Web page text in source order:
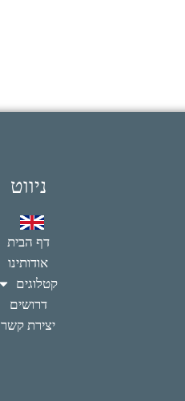
ניווט
דף הבית
אודותינו
קטלוגים
דרושים
יצירת קשר